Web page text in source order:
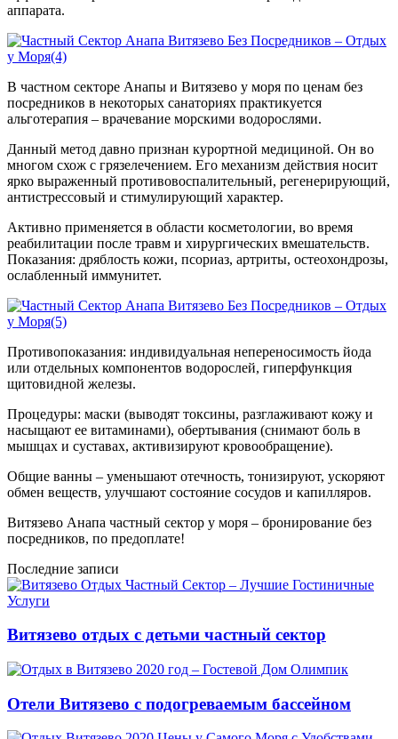
аппарата.
В частном секторе Анапы и Витязево у моря по ценам без
посредников в некоторых санаториях практикуется
альготерапия – врачевание морскими водорослями.
Данный метод давно признан курортной медициной. Он во
многом схож с грязелечением. Его механизм действия носит
ярко выраженный противовоспалительный, регенерирующий,
антистрессовый и стимулирующий характер.
Активно применяется в области косметологии, во время
реабилитации после травм и хирургических вмешательств.
Показания: дряблость кожи, псориаз, артриты, остеохондрозы,
ослабленный иммунитет.
Противопоказания: индивидуальная непереносимость йода
или отдельных компонентов водорослей, гиперфункция
щитовидной железы.
Процедуры: маски (выводят токсины, разглаживают кожу и
насыщают ее витаминами), обертывания (снимают боль в
мышцах и суставах, активизируют кровообращение).
Общие ванны – уменьшают отечность, тонизируют, ускоряют
обмен веществ, улучшают состояние сосудов и капилляров.
Витязево Анапа частный сектор у моря – бронирование без
посредников, по предоплате!
Последние записи
Витязево отдых с детьми частный сектор
Отели Витязево с подогреваемым бассейном